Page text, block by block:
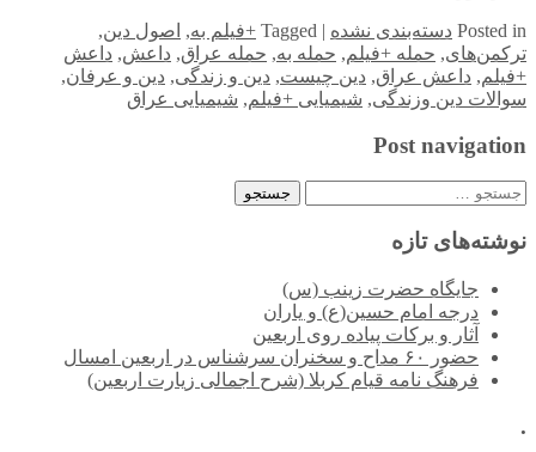
Posted in دسته‌بندی نشده |
Tagged +فیلم به, اصول دین,
ترکمن‌های, حمله +فیلم, حمله به, حمله عراق, داعش, داعش
+فیلم, داعش عراق, دین چیست, دین و زندگی, دین و عرفان,
سوالات دین وزندگی, شیمیایی +فیلم, شیمیایی عراق
Post navigation
جستجو
نوشته‌های تازه
جایگاه حضرت زینب (س)
درجه امام حسین(ع) و یاران
آثار و برکات پیاده روی اربعین
حضور ۶۰ مداح و سخنران سرشناس در اربعین امسال
فرهنگ نامه قیام کربلا (شرح اجمالی زیارت اربعین)
.